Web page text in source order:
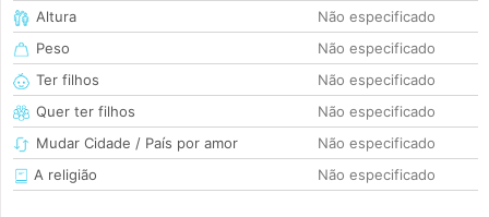
Altura
Não especificado
Peso
Não especificado
Ter filhos
Não especificado
Quer ter filhos
Não especificado
Mudar Cidade / País por amor
Não especificado
A religião
Não especificado